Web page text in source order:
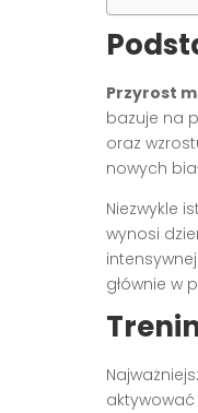
Przyrost
bazuje na
oraz
nowych
Niezwykle
wynosi
głównie w
aktywować